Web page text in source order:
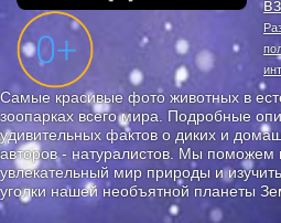
Самые красивые фото животных в
зоопарках всего мира. Подробные
удивительных фактов о диких и
авторов - натуралистов. Мы поможем
увлекательный мир природы и
уголки нашей необъятной планеты